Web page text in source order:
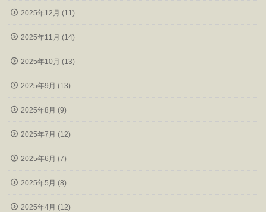
2025年12月 (11)
2025年11月 (14)
2025年10月 (13)
2025年9月 (13)
2025年8月 (9)
2025年7月 (12)
2025年6月 (7)
2025年5月 (8)
2025年4月 (12)